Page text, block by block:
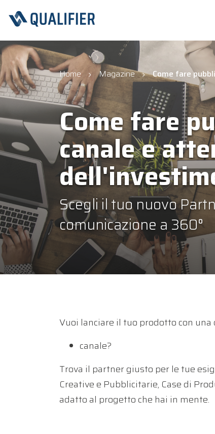
Home Magazine Come fare
Come fare
canale e
Scegli il tuo nuovo
comunicazione a 360°
Vuoi lanciare il tuo prodotto con
canale?
Trova il partner giusto per le tue
Creative e Pubblicitarie, Case di
adatto al progetto che hai in mente.